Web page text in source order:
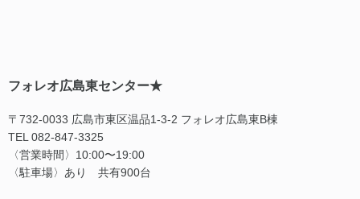
フォレオ広島東センター★
〒732-0033 広島市東区温品1-3-2 フォレオ広島東B棟
TEL 082-847-3325
〈営業時間〉10:00〜19:00
〈駐車場〉あり 共有900台